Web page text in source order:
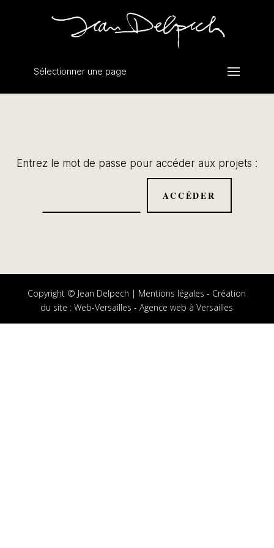
Sélectionner une page
Entrez le mot de passe pour accéder aux projets :
Copyright © Jean Delpech | Mentions légales - Création
du site :Web-Versailles - Agence web à Versailles